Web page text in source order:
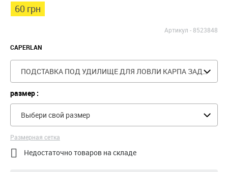
60 грн
Артикул -8523848
CAPERLAN
ПОДСТАВКА ПОД УДИЛИЩЕ ДЛЯ ЛОВЛИ КАРПА ЗАДНЯЯ BUTGRIPP 500
размер :
Выбери свой размер
Размерная сетка
 Недостаточно товаров на складе